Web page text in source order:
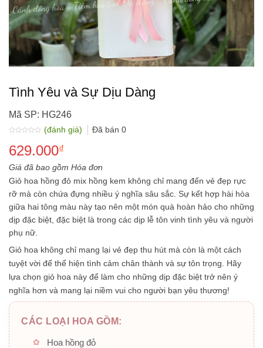
Tình Yêu và Sự Dịu Dàng
Mã SP: HG246
xếp
hạng
5
sao
(đánh giá) Đã bán 0
629.000₫
Giá đã bao gồm Hóa đơn
Giỏ hoa hồng đỏ mix hồng kem không chỉ mang đến vẻ đẹp rực
rỡ mà còn chứa đựng nhiều ý nghĩa sâu sắc. Sự kết hợp hài hòa
giữa hai tông màu này tạo nên một món quà hoàn hảo cho những
dịp đặc biệt, đặc biệt là trong các dịp lễ tôn vinh tình yêu và người
phụ nữ.
Giỏ hoa không chỉ mang lại vẻ đẹp thu hút mà còn là một cách
tuyệt vời để thể hiện tình cảm chân thành và sự tôn trọng. Hãy
lựa chọn giỏ hoa này để làm cho những dịp đặc biệt trở nên ý
nghĩa hơn và mang lại niềm vui cho người bạn yêu thương!
CÁC LOẠI HOA GỒM:
Hoa hồng đỏ